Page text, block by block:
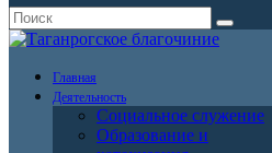
Главная
Деятельность
Социальное служение
Образование и